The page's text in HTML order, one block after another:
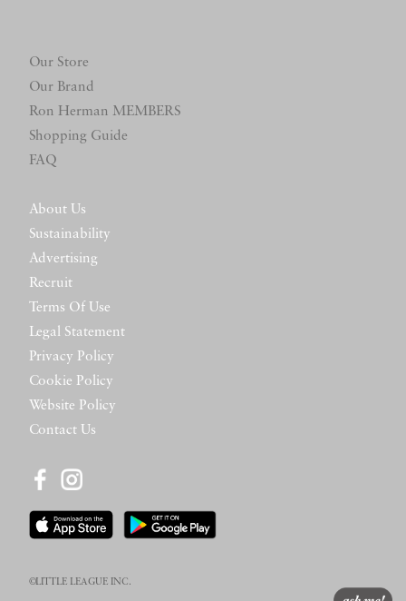
Our Store
Our Brand
Ron Herman MEMBERS
Shopping Guide
FAQ
About Us
Sustainability
Advertising
Recruit
Terms Of Use
Legal Statement
Privacy Policy
Cookie Policy
Website Policy
Contact Us
©LITTLE LEAGUE INC.